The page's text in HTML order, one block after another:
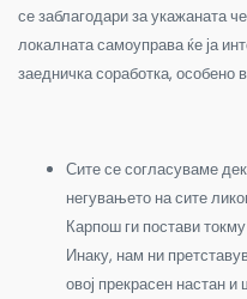
се заблагодари за укажаната
локалната самоуправа ќе ја
заедничка соработка, особено
Сите се согласуваме
негувањето на сите
Карпош ги постави
Инаку, нам ни
овој прекрасен настан